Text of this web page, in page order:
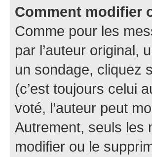
Comment modifier
Comme pour les
par l’auteur original,
un sondage, cliquez
(c’est toujours celui
voté, l’auteur peut
Autrement, seuls les
modifier ou le